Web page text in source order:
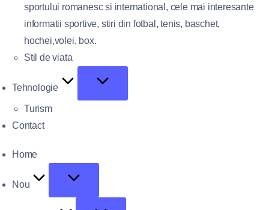
sportului romanesc si international, cele mai interesante
informatii sportive, stiri din fotbal, tenis, baschet,
hochei,volei, box.
Stil de viata
Tehnologie
Turism
Contact
Home
Nou